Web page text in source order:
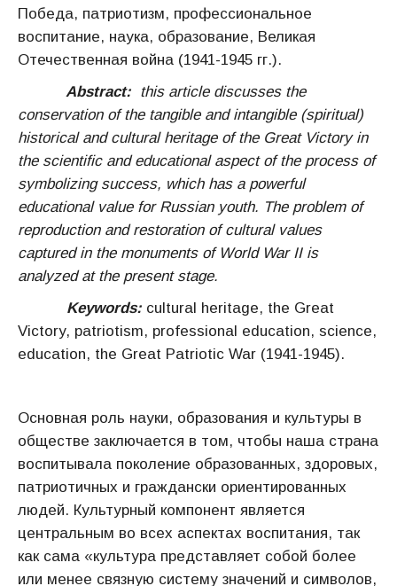
Победа, патриотизм, профессиональное
воспитание, наука, образование, Великая
Отечественная война (1941-1945 гг.).
Abstract: this article discusses the
conservation of the tangible and intangible (spiritual)
historical and cultural heritage of the Great Victory in
the scientific and educational aspect of the process of
symbolizing success, which has a powerful
educational value for Russian youth. The problem of
reproduction and restoration of cultural values
captured in the monuments of World War II is
analyzed at the present stage.
Keywords: cultural heritage, the Great
Victory, patriotism, professional education, science,
education, the Great Patriotic War (1941-1945).
Основная роль науки, образования и культуры в
обществе заключается в том, чтобы наша страна
воспитывала поколение образованных, здоровых,
патриотичных и граждански ориентированных
людей. Культурный компонент является
центральным во всех аспектах воспитания, так
как сама «культура представляет собой более
или менее связную систему значений и символов,